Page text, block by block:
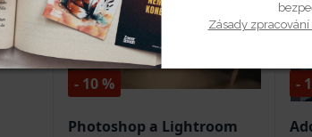
- 10 %
Photoshop a Lightroom
-
Zásady